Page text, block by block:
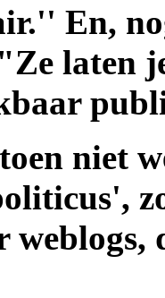
En,
laten
niet
weblogs,